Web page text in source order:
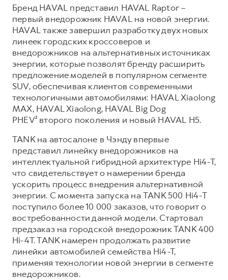
Коллекция Детская
Бренд HAVAL представил HAVAL Raptor –
первый внедорожник HAVAL на новой энергии.
HAVAL также завершил разработку двух новых
линеек городских кроссоверов и
внедорожников на альтернативных источниках
энергии, которые позволят бренду расширить
предложение моделей в популярном сегменте
SUV, обеспечивая клиентов современными
технологичными автомобилями: HAVAL Xiaolong
MAX, HAVAL Xiaolong, HAVAL Big Dog
PHEV² второго поколения и новый HAVAL H5.
TANK на автосалоне в Чэнду впервые
представил линейку внедорожников на
интеллектуальной гибридной архитектуре Hi4-T,
что свидетельствует о намерении бренда
ускорить процесс внедрения альтернативной
энергии. С момента запуска на TANK 500 Hi4-T
поступило более 10 000 заказов, что говорит о
востребованности данной модели. Стартовал
предзаказ на городской внедорожник TANK 400
Hi-4T. TANK намерен продолжать развитие
линейки автомобилей семейства Hi4-T,
применяя технологии новой энергии в сегменте
внедорожников.